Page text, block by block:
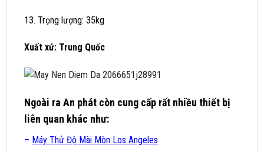
13. Trọng lượng: 35kg
Xuất xứ: Trung Quốc
Ngoài ra An phátcòn cung cấp rất nhiều thiết bị
liên quan khác như:
– Máy Thử Độ Mài Mòn Los Angeles